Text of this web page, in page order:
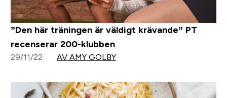
”Den här träningen är väldigt krävande” PT
recenserar 200-klubben
29/11/22 AV AMY GOLBY